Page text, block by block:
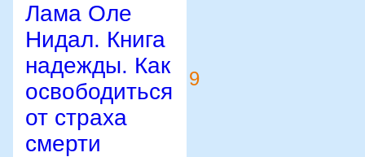
Лама Оле
Нидал. Книга
надежды. Как
освободиться
от страха
смерти
9